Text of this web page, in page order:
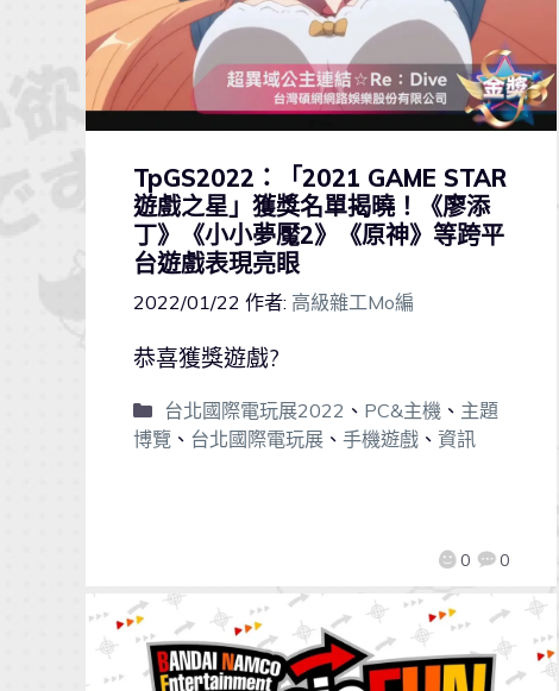
TpGS2022：「2021 GAME STAR
遊戲之星」獲獎名單揭曉！《廖添
丁》《小小夢魘2》《原神》等跨平
台遊戲表現亮眼
2022/01/22 作者: 高級雜工Mo編
0 0
恭喜獲獎遊戲?
台北國際電玩展2022 、 PC&主機、 主題
博覽 、 台北國際電玩展 、 手機遊戲 、 資訊